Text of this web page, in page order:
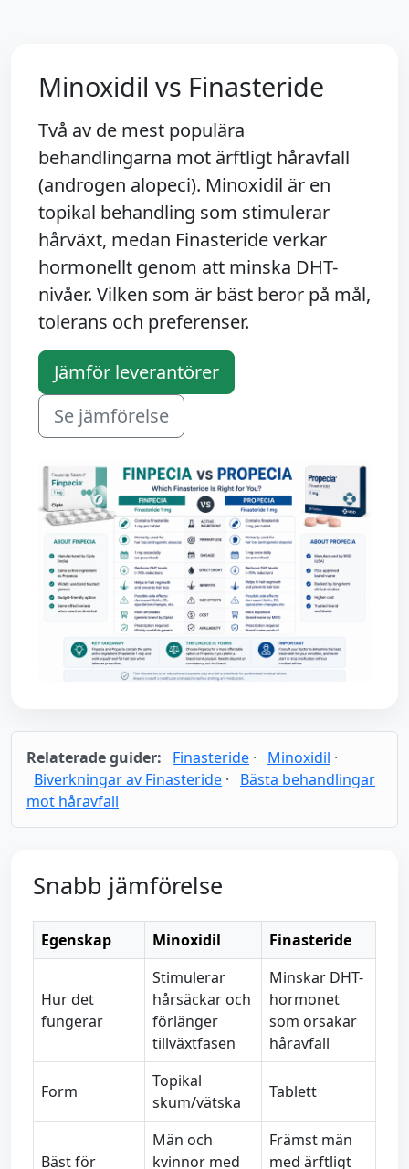
Minoxidil vs Finasteride
Två av de mest populära
behandlingarna mot ärftligt håravfall
(androgen alopeci). Minoxidil är en
topikal behandling som stimulerar
hårväxt, medan Finasteride verkar
hormonellt genom att minska DHT-
nivåer. Vilken som är bäst beror på mål,
tolerans och preferenser.
Jämför leverantörer
Se jämförelse
Relaterade guider: Finasteride · Minoxidil ·
Biverkningar av Finasteride ·
Bästa behandlingar
mot håravfall
Snabb jämförelse
Egenskap Minoxidil Finasteride
Hur det
fungerar
Stimulerar
hårsäckar och
förlänger
tillväxtfasen
Minskar DHT-
hormonet
som orsakar
håravfall
Form
Topikal
skum/vätska
Tablett
Bäst för
Män och
kvinnor med
Främst män
med ärftligt